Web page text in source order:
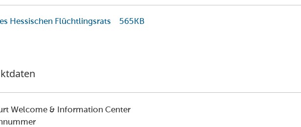
Hessischen Flüchtlingsrats 565KB
Welcome & Information Center